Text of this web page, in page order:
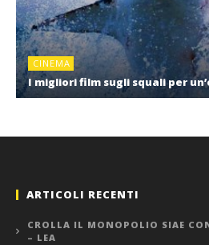
CINEMA
I migliori film sugli squali per
ARTICOLI RECENTI
CROLLA IL MONOPOLIO SIAE
– LEA